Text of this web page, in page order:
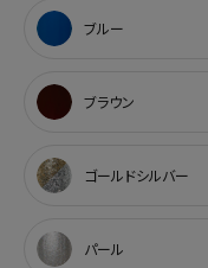
ブルー
ブラウン
ゴールドシルバー
パール